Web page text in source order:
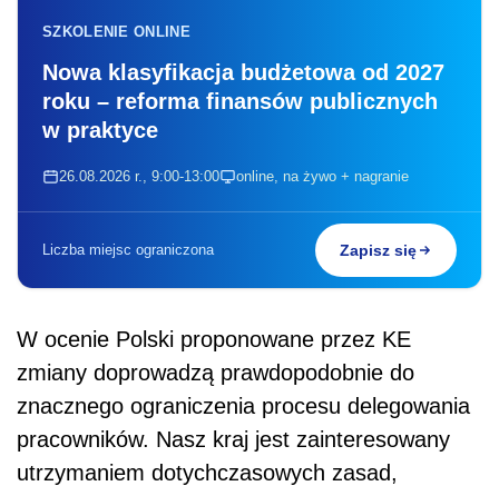
SZKOLENIE ONLINE
Nowa klasyfikacja budżetowa od 2027
roku – reforma finansów publicznych
w praktyce
26.08.2026 r., 9:00-13:00 online, na żywo + nagranie
Liczba miejsc ograniczona Zapisz się
W ocenie Polski proponowane przez KE
zmiany doprowadzą prawdopodobnie do
znacznego ograniczenia procesu delegowania
pracowników. Nasz kraj jest zainteresowany
utrzymaniem dotychczasowych zasad,